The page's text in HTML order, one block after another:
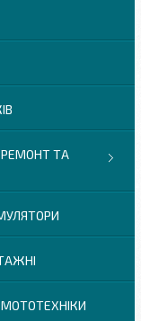
РЕМОНТ ТА